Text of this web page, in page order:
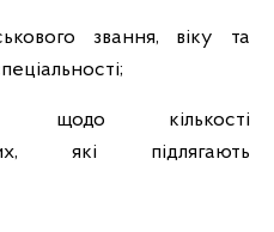
звання, віку та
щодо кількості
які підлягають